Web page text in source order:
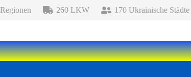
260 LKW 170 Ukrainische Städte